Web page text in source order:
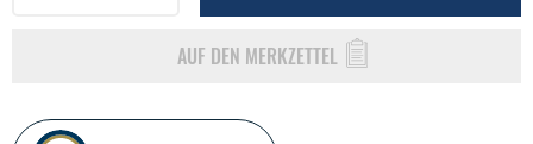
AUF DEN MERKZETTEL